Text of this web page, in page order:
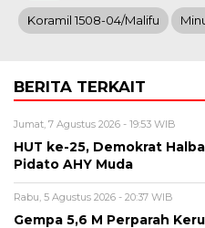
Koramil 1508-04/Malifu
BERITA TERKAIT
Jumat, 7 Agustus 2026 - 19:53 WIB
HUT ke-25, Demokrat
Pidato AHY Muda
Rabu, 5 Agustus 2026 - 20:37 WIB
Gempa 5,6 M Perparah